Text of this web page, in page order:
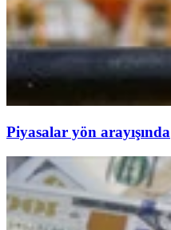
Piyasalar yön arayışında